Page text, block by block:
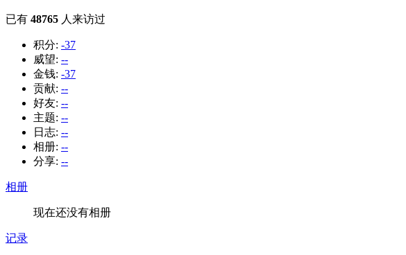
已有 48765 人来访过
积分: -37
威望: --
金钱: -37
贡献: --
好友: --
主题: --
日志: --
相册: --
分享: --
相册
现在还没有相册
记录